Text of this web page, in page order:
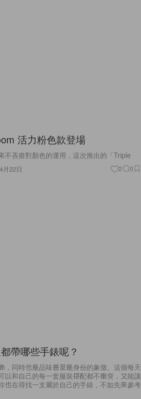
活力粉色款登場
不吝嗇對顏色的運用，這次推出的「Triple
月22日 2 0
帶哪些手錶呢？
，同時也是品味甚至是身份的象徵。這個每天
以和自己的每一套服裝搭配都不衝突，又能讓
也在尋找一支屬於自己的手錶，不如先來參考